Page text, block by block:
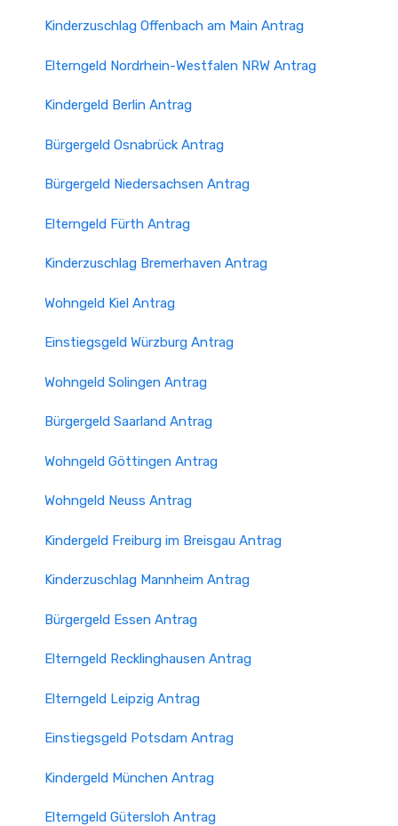
Kinderzuschlag Offenbach am Main Antrag
Elterngeld Nordrhein-Westfalen NRW Antrag
Kindergeld Berlin Antrag
Bürgergeld Osnabrück Antrag
Bürgergeld Niedersachsen Antrag
Elterngeld Fürth Antrag
Kinderzuschlag Bremer­haven Antrag
Wohngeld Kiel Antrag
Einstiegsgeld Würzburg Antrag
Wohngeld Solingen Antrag
Bürgergeld Saarland Antrag
Wohngeld Göttingen Antrag
Wohngeld Neuss Antrag
Kindergeld Freiburg im Breisgau Antrag
Kinderzuschlag Mannheim Antrag
Bürgergeld Essen Antrag
Elterngeld Recklinghausen Antrag
Elterngeld Leipzig Antrag
Einstiegsgeld Potsdam Antrag
Kindergeld München Antrag
Elterngeld Gütersloh Antrag